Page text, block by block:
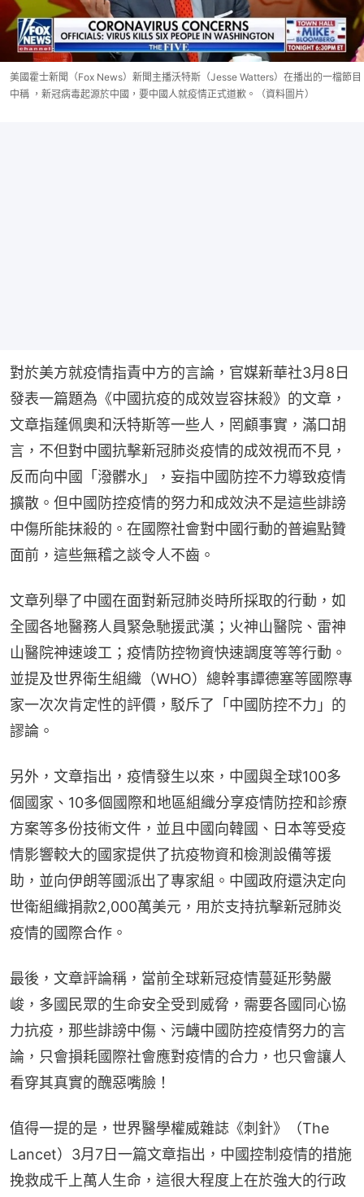
美國霍士新聞（Fox News）新聞主播沃特斯（Jesse Watters）在播出的一檔節目
中稱 ，新冠病毒起源於中國，要中國人就疫情正式道歉。（資料圖片）
對於美方就疫情指責中方的言論，官媒新華社3月8日
發表一篇題為《中國抗疫的成效豈容抹殺》的文章，
文章指蓬佩奧和沃特斯等一些人，罔顧事實，滿口胡
言，不但對中國抗擊新冠肺炎疫情的成效視而不見，
反而向中國「潑髒水」，妄指中國防控不力導致疫情
擴散。但中國防控疫情的努力和成效決不是這些誹謗
中傷所能抹殺的。在國際社會對中國行動的普遍點贊
面前，這些無稽之談令人不齒。
文章列舉了中國在面對新冠肺炎時所採取的行動，如
全國各地醫務人員緊急馳援武漢；火神山醫院、雷神
山醫院神速竣工；疫情防控物資快速調度等等行動。
並提及世界衛生組織（WHO）總幹事譚德塞等國際專
家一次次肯定性的評價，駁斥了「中國防控不力」的
謬論。
另外，文章指出，疫情發生以來，中國與全球100多
個國家、10多個國際和地區組織分享疫情防控和診療
方案等多份技術文件，並且中國向韓國、日本等受疫
情影響較大的國家提供了抗疫物資和檢測設備等援
助，並向伊朗等國派出了專家組。中國政府還決定向
世衛組織捐款2,000萬美元，用於支持抗擊新冠肺炎
疫情的國際合作。
最後，文章評論稱，當前全球新冠疫情蔓延形勢嚴
峻，多國民眾的生命安全受到威脅，需要各國同心協
力抗疫，那些誹謗中傷、污衊中國防控疫情努力的言
論，只會損耗國際社會應對疫情的合力，也只會讓人
看穿其真實的醜惡嘴臉！
值得一提的是，世界醫學權威雜誌《刺針》（The
Lancet）3月7日一篇文章指出，中國控制疫情的措施
挽救成千上萬人生命，這很大程度上在於強大的行政